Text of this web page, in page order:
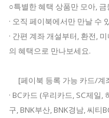
○특별한 혜택 상품만 모아, 금
· 오직 페이북에서만 만날 수
· 간편 계좌 개설부터, 환전,
의 혜택으로 만나보세요.
[페이북 등록 가능 카드/계
· BC카드 (우리카드, SC제일,
구, BNK부산, BNK경남, 씨티